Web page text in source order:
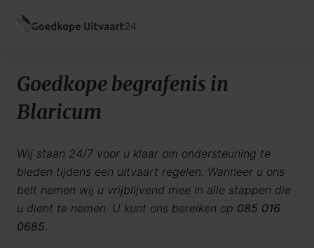
Goedkope begrafenis in
Blaricum
Wij staan 24/7 voor u klaar om ondersteuning te
bieden tijdens een uitvaart regelen. Wanneer u ons
belt nemen wij u vrijblijvend mee in alle stappen die
u dient te nemen. U kunt ons bereiken op 085 016
0685.